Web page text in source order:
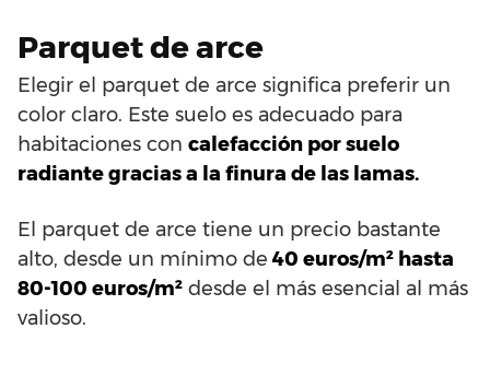
Parquet de arce
Elegir el parquet de arce significa preferir un
color claro. Este suelo es adecuado para
habitaciones con calefacción por suelo
radiante gracias a la finura de las lamas.
El parquet de arce tiene un precio bastante
alto, desde un mínimo de 40 euros/m² hasta
80-100 euros/m² desde el más esencial al más
valioso.